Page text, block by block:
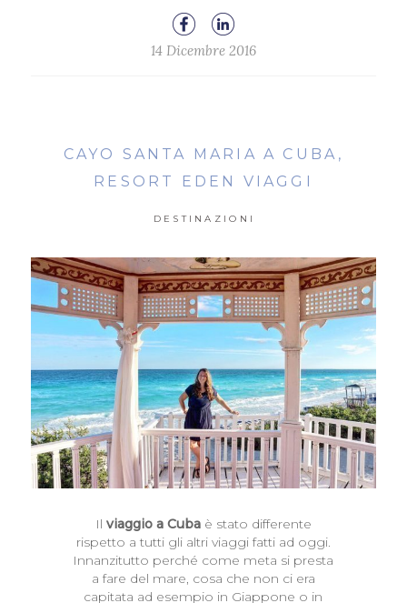
14 Dicembre 2016
CAYO SANTA MARIA A CUBA,
RESORT EDEN VIAGGI
DESTINAZIONI
Il viaggio a Cubaè stato differente
rispetto a tutti gli altri viaggi fatti ad oggi.
Innanzitutto perché come meta si presta
a fare del mare, cosa che non ci era
capitata ad esempio in Giappone o in